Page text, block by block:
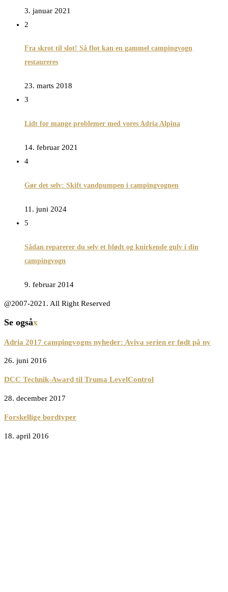
3. januar 2021
2
Fra skrot til slot! Så flot kan en gammel campingvogn
restaureres
23. marts 2018
3
Lidt for mange problemer med vores Adria Alpina
14. februar 2021
4
Gør det selv: Skift vandpumpen i campingvognen
11. juni 2024
5
Sådan reparerer du selv et blødt og knirkende gulv i din
campingvogn
9. februar 2014
@2007-2021. All Right Reserved
Se ogsåx
Adria 2017 campingvogns nyheder: Aviva serien er født på ny
26. juni 2016
DCC Technik-Award til Truma LevelControl
28. december 2017
Forskellige bordtyper
18. april 2016